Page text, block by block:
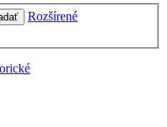
Rozšírené